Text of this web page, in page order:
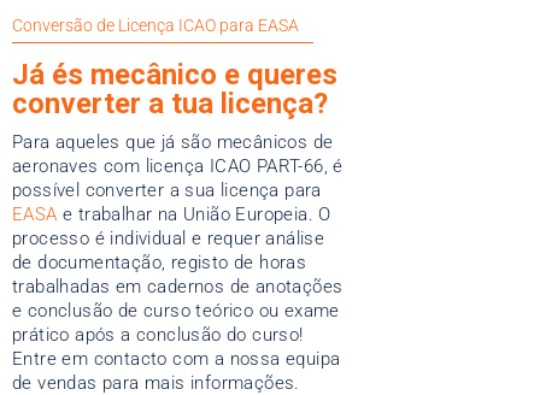
Conversão de Licença ICAO para EASA
Já és mecânico e queres
converter a tua licença?
Para aqueles que já são mecânicos de
aeronaves com licença ICAO PART-66, é
possível converter a sua licença para
EASA e trabalhar na União Europeia. O
processo é individual e requer análise
de documentação, registo de horas
trabalhadas em cadernos de anotações
e conclusão de curso teórico ou exame
prático após a conclusão do curso!
Entre em contacto com a nossa equipa
de vendas para mais informações.